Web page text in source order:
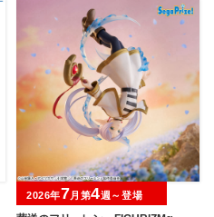
2026年7月第4週～登場